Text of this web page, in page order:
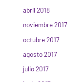
abril 2018
noviembre 2017
octubre 2017
agosto 2017
julio 2017